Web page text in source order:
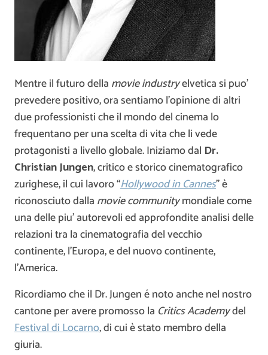
Mentre il futuro della movie industryelvetica si puo’
prevedere positivo, ora sentiamo l’opinione di altri
due professionisti che il mondo del cinema lo
frequentano per una scelta di vita che li vede
protagonisti a livello globale. Iniziamo dal Dr.
Christian Jungen, critico e storico cinematografico
zurighese, il cui lavoro “Hollywood in Cannes” è
riconosciuto dalla movie communitymondiale come
una delle piu’ autorevoli ed approfondite analisi delle
relazioni tra la cinematografia del vecchio
continente, l’Europa, e del nuovo continente,
l’America.
Ricordiamo che il Dr. Jungen é noto anche nel nostro
cantone per avere promosso la Critics Academydel
Festival di Locarno, di cui è stato membro della
giuria.